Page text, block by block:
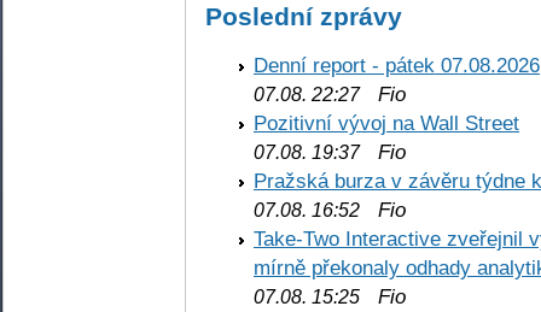
Poslední zprávy
Denní report - pátek 07.08.2026
07.08. 22:27Fio
Pozitivní vývoj na Wall Street
07.08. 19:37Fio
Pražská burza v závěru týdne
07.08. 16:52 Fio
Take-Two Interactive zveřejnil
mírně překonaly odhady
07.08. 15:25 Fio